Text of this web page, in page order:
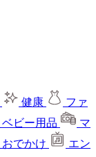
健康
ファ
ベビー用品
マ
おでかけ
エン